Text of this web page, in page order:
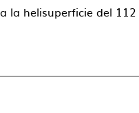
la helisuperficie del